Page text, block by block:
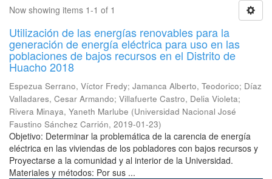
Now showing items 1-1 of 1
Utilización de las energías renovables para la
generación de energía eléctrica para uso en las
poblaciones de bajos recursos en el Distrito de
Huacho 2018
Espezua Serrano, Víctor Fredy; Jamanca Alberto, Teodorico; Díaz
Valladares, Cesar Armando; Villafuerte Castro, Delia Violeta;
Rivera Minaya, Yaneth Marlube (Universidad Nacional José
Faustino Sánchez Carrión, 2019-01-23)
Objetivo: Determinar la problemática de la carencia de energía
eléctrica en las viviendas de los pobladores con bajos recursos y
Proyectarse a la comunidad y al interior de la Universidad.
Materiales y métodos: Por sus ...